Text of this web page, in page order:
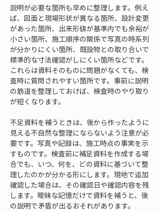
説明が必要な箇所も早めに整理します。例え
ば、図面と現場形状が異なる箇所、設計変更
があった箇所、出来形値が基準内でも余裕が
小さい箇所、施工順序の関係で写真の時系列
が分かりにくい箇所、既設物との取り合いで
標準的な寸法確認がしにくい箇所などです。
これらは資料そのものに問題がなくても、検
査時に質問されやすい箇所です。事前に説明
の筋道を整理しておけば、検査時のやり取り
が短くなります。
不足資料を補うときは、後から作ったように
見える不自然な整理にならないよう注意が必
要です。写真や記録は、施工時点の事実を示
すものです。検査前に補足資料を作成する場
合でも、いつ、何を、どの資料に基づいて整
理したのかが分かる形にします。現地で追加
確認した場合は、その確認日や確認内容を残
します。曖昧な記憶だけで資料を補うと、後
の説明で矛盾が出るおそれがあります。